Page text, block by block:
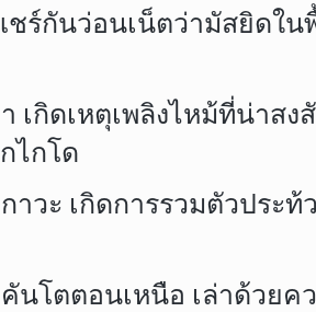
ร์กันว่อนเน็ตว่ามัสยิดใน
เกิดเหตุเพลิงไหม้ที่น่า
ไกโด
วะ เกิดการรวมตัวประ
โตตอนเหนือ เล่าด้วยค